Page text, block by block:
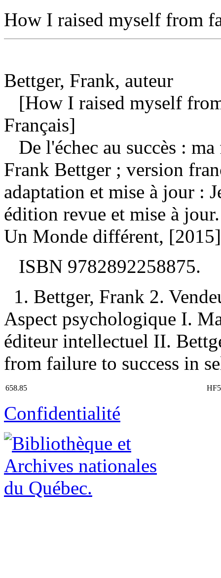
How I raised myself from
Bettger, Frank, auteur
[How I raised myself
Français]
De l'échec au succès :
Frank Bettger ; version
adaptation et mise à jour :
édition revue et mise à
Un Monde différent,
ISBN 9782892258875.
1. Bettger, Frank 2.
Aspect psychologique I.
éditeur intellectuel II.
from failure to success in
658.85
Confidentialité